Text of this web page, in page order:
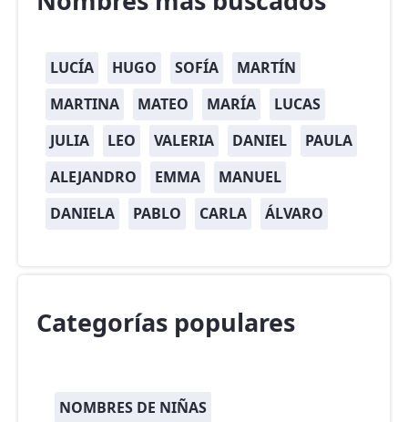
LUCÍA HUGO SOFÍA
MARTÍN
MARTINA
MATEO MARÍA
LUCAS
JULIA
LEO VALERIA DANIEL
PAULA
ALEJANDRO
EMMA
MANUEL
DANIELA
PABLO CARLA ÁLVARO
Categorías populares
NOMBRES DE NIÑAS